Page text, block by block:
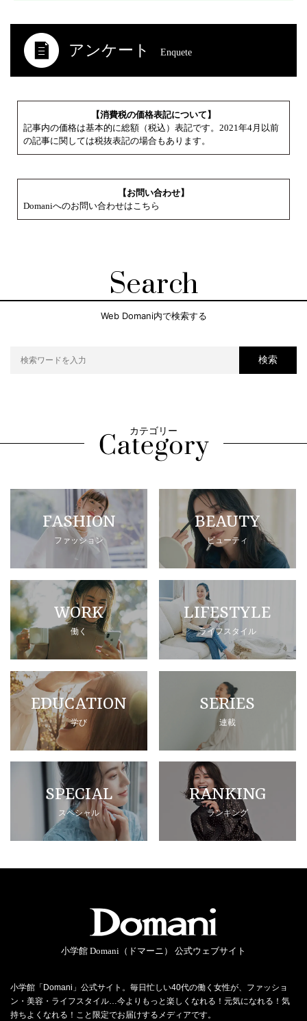
アンケート Enquete
【消費税の価格表記について】
記事内の価格は基本的に総額（税込）表記です。2021年4月以前
の記事に関しては税抜表記の場合もあります。
【お問い合わせ】
Domaniへのお問い合わせはこちら
Search
Web Domani内で検索する
検索
カテゴリー
FASHION
ファッション
BEAUTY
ビューティ
WORK
働く
LIFESTYLE
ライフスタイル
EDUCATION
学び
SERIES
連載
SPECIAL
スペシャル
RANKING
ランキング
小学館 Domani（ドマーニ） 公式ウェブサイト
小学館「Domani」公式サイト。毎日忙しい40代の働く女性が、ファッショ
ン・美容・ライフスタイル…今よりもっと楽しくなれる！元気になれる！気
持ちよくなれる！こと限定でお届けするメディアです。